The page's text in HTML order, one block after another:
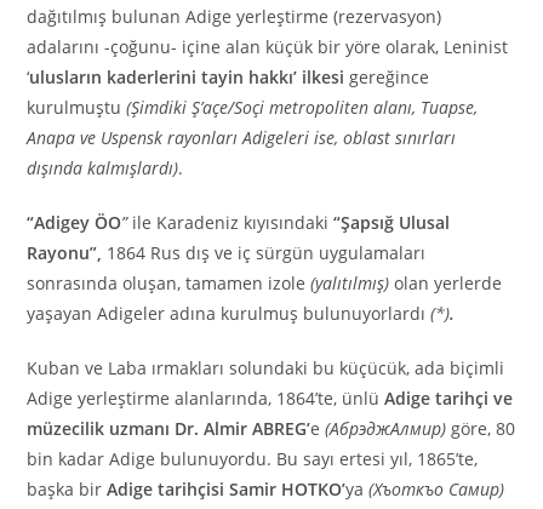
dağıtılmış bulunan Adige yerleştirme (rezervasyon)
adalarını -çoğunu- içine alan küçük bir yöre olarak, Leninist
‘ulusların kaderlerini tayin hakkı’ ilkesi gereğince
kurulmuştu(Şimdiki Ş’açe/Soçi metropoliten alanı, Tuapse,
Anapa ve Uspensk rayonları Adigeleri ise, oblast sınırları
dışında kalmışlardı).
“Adigey ÖO”ile Karadeniz kıyısındaki“Şapsığ Ulusal
Rayonu”, 1864 Rus dış ve iç sürgün uygulamaları
sonrasında oluşan, tamamen izole(yalıtılmış) olan yerlerde
yaşayan Adigeler adına kurulmuş bulunuyorlardı(*).
Kuban ve Laba ırmakları solundaki bu küçücük, ada biçimli
Adige yerleştirme alanlarında, 1864’te, ünlüAdige tarihçi ve
müzecilik uzmanı Dr. Almir ABREG’e(АбрэджАлмир)göre, 80
bin kadar Adige bulunuyordu. Bu sayı ertesi yıl, 1865’te,
başka birAdige tarihçisi Samir HOTKO’ya(Хъоткъо Самир)